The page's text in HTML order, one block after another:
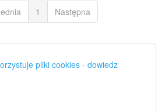
1 Następna
pliki cookies - dowiedz